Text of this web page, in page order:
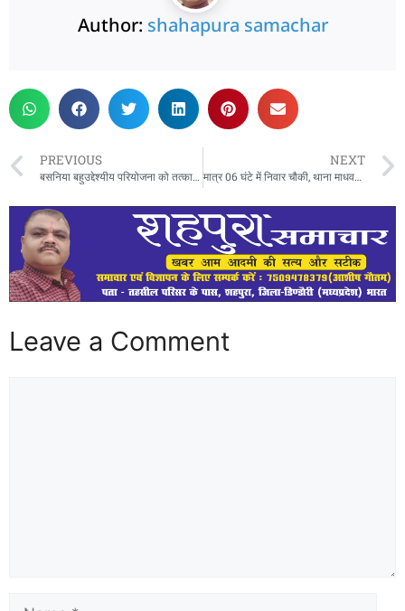
Author: shahapura samachar
PREVIOUS
बसनिया बहुउद्देश्यीय परियोजना को तत्काल निरस्त करने सौपा ज्ञापन,आम सभा कर प्रशासन को दी चेतावनी
NEXT
मात्र 06 घंटे में निवार चौकी, थाना माधवनगर पुलिस द्वारा अपह्रता की दस्तयाबी और परिजनों को सुपुर्दगी
Leave a Comment